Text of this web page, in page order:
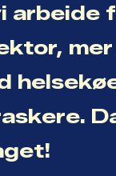
arbeide